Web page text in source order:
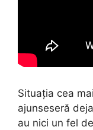
Situația cea
ajunseseră deja
au nici un fel